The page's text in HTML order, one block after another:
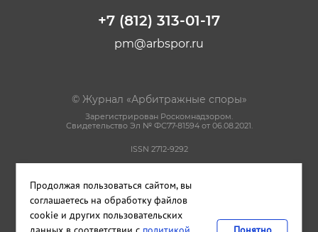
+7 (812) 313-01-17
pm@arbspor.ru
© Журнал «Арбитражные споры»
Зарегистрирован Роскомнадзором.
Свидетельство Эл № ФС77-81594 от 06.08.2021.
ISSN 2712-9292
Пользовательское соглашение
Правила использования материалов сайта
Продолжая пользоваться сайтом, вы
соглашаетесь на обработку файлов
cookie и других пользовательских